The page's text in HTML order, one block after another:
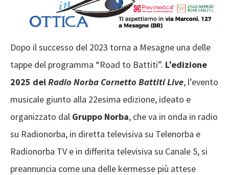
Dopo il successo del 2023 torna a Mesagne una delle
tappe del programma “Road to Battiti”. L’edizione
2025 delRadio Norba Cornetto Battiti Live, l’evento
musicale giunto alla 22esima edizione, ideato e
organizzato dal Gruppo Norba, che va in onda in radio
su Radionorba, in diretta televisiva su Telenorba e
Radionorba TV e in differita televisiva su Canale 5, si
preannuncia come una delle kermesse più attese